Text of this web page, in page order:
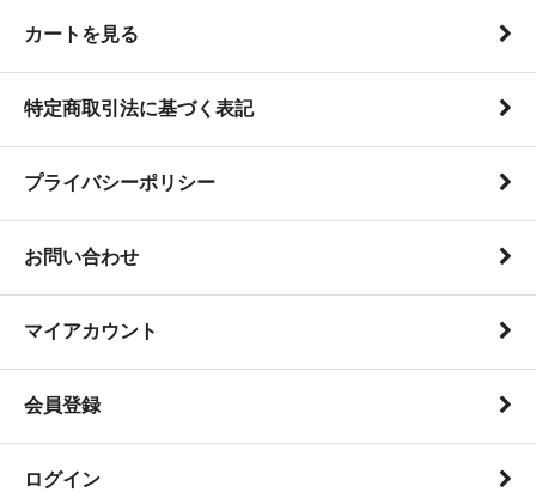
カートを見る
特定商取引法に基づく表記
プライバシーポリシー
お問い合わせ
マイアカウント
会員登録
ログイン